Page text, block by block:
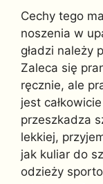
Cechy tego
noszenia w
gładzi należy
Zaleca się
ręcznie, ale
jest
przeszkadza
lekkiej,
jak kuliar do
odzieży